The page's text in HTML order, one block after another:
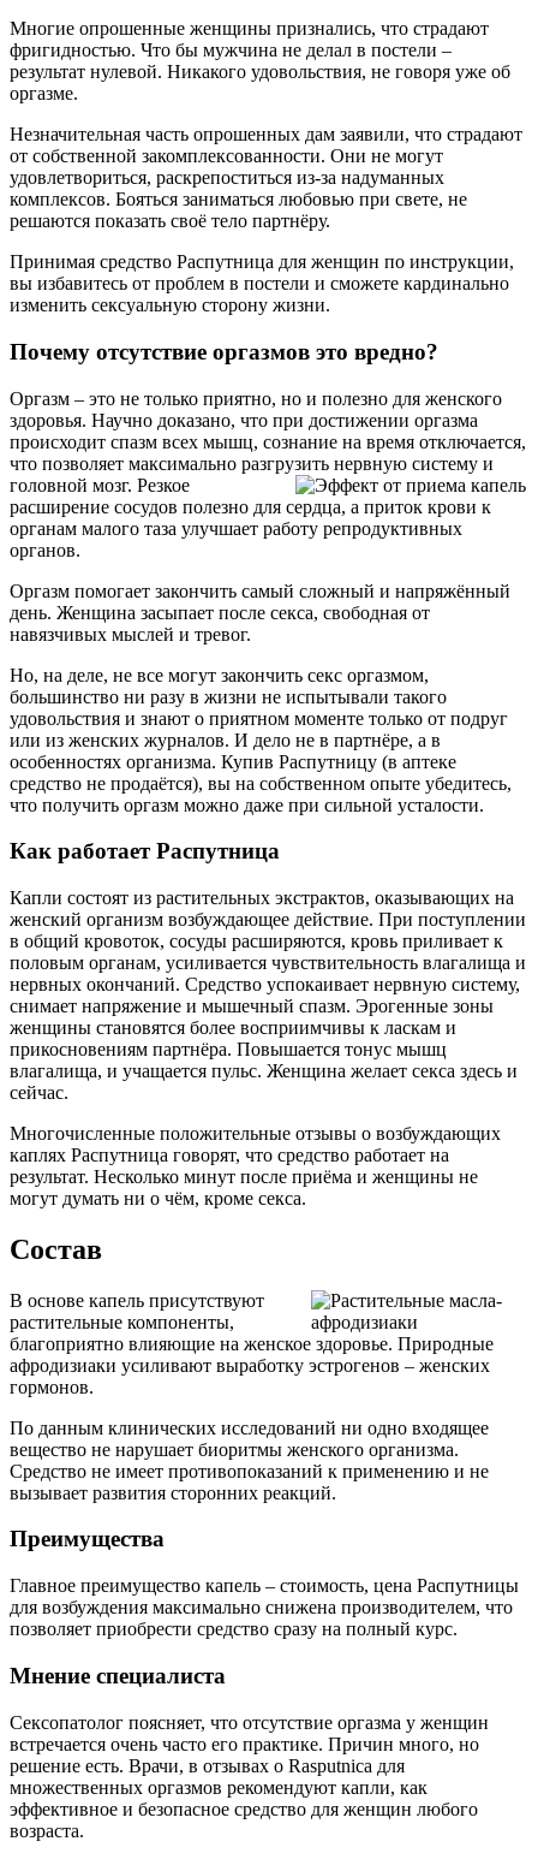
Многие опрошенные женщины признались, что страдают
фригидностью. Что бы мужчина не делал в постели –
результат нулевой. Никакого удовольствия, не говоря уже об
оргазме.
Незначительная часть опрошенных дам заявили, что страдают
от собственной закомплексованности. Они не могут
удовлетвориться, раскрепоститься из-за надуманных
комплексов. Бояться заниматься любовью при свете, не
решаются показать своё тело партнёру.
Принимая средство Распутница для женщин по инструкции,
вы избавитесь от проблем в постели и сможете кардинально
изменить сексуальную сторону жизни.
Почему отсутствие оргазмов это вредно?
Оргазм – это не только приятно, но и полезно для женского
здоровья. Научно доказано, что при достижении оргазма
происходит спазм всех мышц, сознание на время отключается,
что позволяет максимально разгрузить нервную систему и
головной мозг. Резкое
расширение сосудов полезно для сердца, а приток крови к
органам малого таза улучшает работу репродуктивных
органов.
Оргазм помогает закончить самый сложный и напряжённый
день. Женщина засыпает после секса, свободная от
навязчивых мыслей и тревог.
Но, на деле, не все могут закончить секс оргазмом,
большинство ни разу в жизни не испытывали такого
удовольствия и знают о приятном моменте только от подруг
или из женских журналов. И дело не в партнёре, а в
особенностях организма. Купив Распутницу (в аптеке
средство не продаётся), вы на собственном опыте убедитесь,
что получить оргазм можно даже при сильной усталости.
Как работает Распутница
Капли состоят из растительных экстрактов, оказывающих на
женский организм возбуждающее действие. При поступлении
в общий кровоток, сосуды расширяются, кровь приливает к
половым органам, усиливается чувствительность влагалища и
нервных окончаний. Средство успокаивает нервную систему,
снимает напряжение и мышечный спазм. Эрогенные зоны
женщины становятся более восприимчивы к ласкам и
прикосновениям партнёра. Повышается тонус мышц
влагалища, и учащается пульс. Женщина желает секса здесь и
сейчас.
Многочисленные положительные отзывы о возбуждающих
каплях Распутница говорят, что средство работает на
результат. Несколько минут после приёма и женщины не
могут думать ни о чём, кроме секса.
Состав
В основе капель присутствуют
растительные компоненты,
благоприятно влияющие на женское здоровье. Природные
афродизиаки усиливают выработку эстрогенов – женских
гормонов.
По данным клинических исследований ни одно входящее
вещество не нарушает биоритмы женского организма.
Средство не имеет противопоказаний к применению и не
вызывает развития сторонних реакций.
Преимущества
Главное преимущество капель – стоимость, цена Распутницы
для возбуждения максимально снижена производителем, что
позволяет приобрести средство сразу на полный курс.
Мнение специалиста
Сексопатолог поясняет, что отсутствие оргазма у женщин
встречается очень часто его практике. Причин много, но
решение есть. Врачи, в отзывах о Rasputnica для
множественных оргазмов рекомендуют капли, как
эффективное и безопасное средство для женщин любого
возраста.